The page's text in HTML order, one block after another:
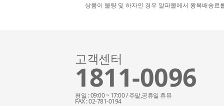
상품이 불량 및 하자인 경우 알파몰에서 왕복배송료
고객센터
1811-0096
평일 : 09:00 ~ 17:00 / 주말,공휴일 휴뮤
FAX : 02-781-0194